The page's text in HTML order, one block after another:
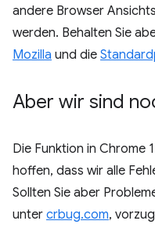
andere Browser
werden. Behalten Sie
Mozilla und die
Aber wir sind
Die Funktion in Chrome
hoffen, dass wir alle
Sollten Sie aber
unter crbug.com,